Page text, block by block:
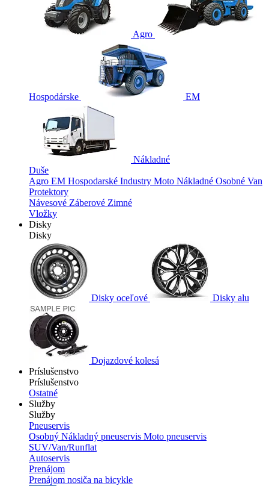
Agro
Hospodárske EM
Nákladné
Duše
Agro EM Hospodarské Industry Moto Nákladné Osobné Van
Protektory
Návesové Záberové Zimné
Vložky
Disky
Disky
Disky oceľové Disky alu
Dojazdové kolesá
Príslušenstvo
Príslušenstvo
Ostatné
Služby
Služby
Pneuservis
Osobný Nákladný pneuservis Moto pneuservis
SUV/Van/Runflat
Autoservis
Prenájom
Prenájom nosiča na bicykle